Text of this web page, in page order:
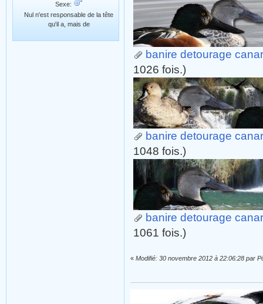
Sexe:
Nul n'est responsable de la tête
qu'il a, mais de
banire detourage
1026 fois.)
banire detourage
1048 fois.)
banire detourage
1061 fois.)
« Modifié: 30 novembre 2012 à 22:06:28 par